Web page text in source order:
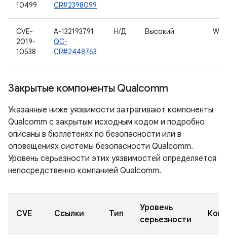
10499
CR#2398099
CVE-
2019-
10538
A-132193791
QC-
CR#2448763
Н/Д Высокий
Закрытые компоненты Qualcomm
Указанные ниже уязвимости затрагивают компоненты
Qualcomm с закрытым исходным кодом и подробно
описаны в бюллетенях по безопасности или в
оповещениях системы безопасности Qualcomm.
Уровень серьезности этих уязвимостей определяется
непосредственно компанией Qualcomm.
CVE Ссылки Тип
Уровень
серьезности